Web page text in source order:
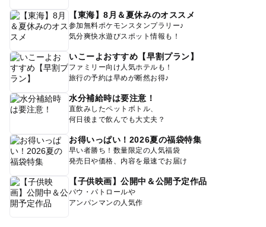
【東海】8月＆夏休みのオススメ
参加無料ポケモンスタンプラリー♪
気分爽快水遊びスポット情報も！
いこーよおすすめ【早割プラン】
ファミリー向け人気ホテルも！
旅行の予約は早めが断然お得♪
水分補給時は要注意！
直飲みしたペットボトル、
何日後まで飲んでも大丈夫？
お得いっぱい！2026夏の福袋特集
早い者勝ち！数量限定の人気福袋
発売日や価格、内容を最速でお届け
【子供映画】公開中＆公開予定作品
パウ・パトロールや
アンパンマンの人気作